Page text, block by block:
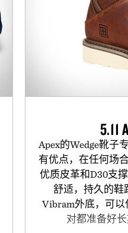
5.11
Apex的Wedge靴子
有优点，在任何场
优质皮革和D30支
舒适，持久的鞋
Vibram外底，可
对都准备好长